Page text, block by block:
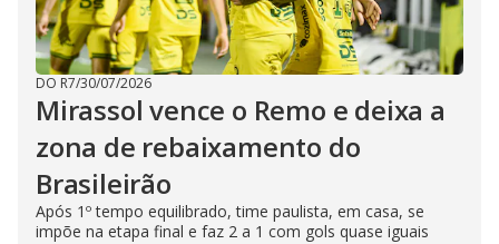
DO R7/30/07/2026
Mirassol vence o Remo e deixa a
zona de rebaixamento do
Brasileirão
Após 1º tempo equilibrado, time paulista, em casa, se
impõe na etapa final e faz 2 a 1 com gols quase iguais